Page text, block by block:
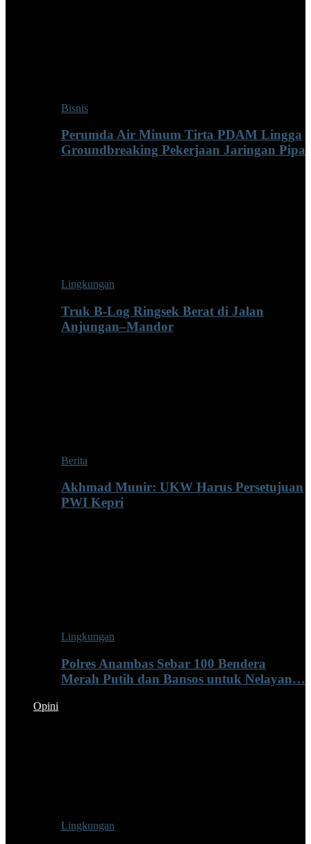
Bisnis
Perumda Air Minum Tirta PDAM Lingga
Groundbreaking Pekerjaan Jaringan Pipa
Lingkungan
Truk B-Log Ringsek Berat di Jalan
Anjungan–Mandor
Berita
Akhmad Munir: UKW Harus Persetujuan
PWI Kepri
Lingkungan
Polres Anambas Sebar 100 Bendera
Merah Putih dan Bansos untuk Nelayan…
Opini
Lingkungan